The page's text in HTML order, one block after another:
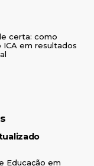
certa: como
em resultados
Educação em